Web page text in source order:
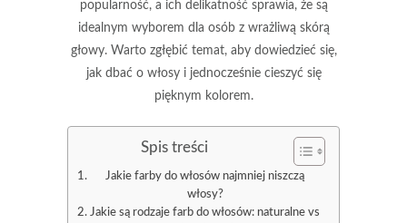
popularność, a ich delikatność sprawia, że są
idealnym wyborem dla osób z wrażliwą skórą
głowy. Warto zgłębić temat, aby dowiedzieć się,
jak dbać o włosy i jednocześnie cieszyć się
pięknym kolorem.
Spis treści
Jakie farby do włosów najmniej niszczą
włosy?
Jakie są rodzaje farb do włosów: naturalne vs